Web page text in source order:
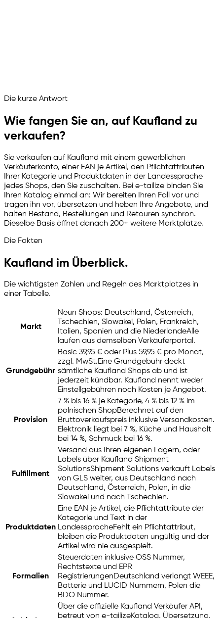
ChannelizeAnalyze
Die kurze Antwort
Wie fangen Sie an, auf Kaufland zu
verkaufen?
Sie verkaufen auf Kaufland mit einem gewerblichen
Verkäuferkonto, einer EAN je Artikel, den Pflichtattributen
Ihrer Kategorie und Produktdaten in der Landessprache
jedes Shops, den Sie zuschalten. Bei e-tailize binden Sie
Ihren Katalog einmal an: Wir bereiten Ihren Fall vor und
tragen ihn vor, übersetzen und heben Ihre Angebote, und
halten Bestand, Bestellungen und Retouren synchron.
Dieselbe Basis öffnet danach 200+ weitere Marktplätze.
Die Fakten
Kaufland im Überblick.
Die wichtigsten Zahlen und Regeln des Marktplatzes in
einer Tabelle.
Markt
Neun Shops: Deutschland, Österreich,
Tschechien, Slowakei, Polen, Frankreich,
Italien, Spanien und die NiederlandeAlle
laufen aus demselben Verkäuferportal.
Grundgebühr
Basic 39,95 € oder Plus 59,95 € pro Monat,
zzgl. MwSt.Eine Grundgebühr deckt
sämtliche Kaufland Shops ab und ist
jederzeit kündbar. Kaufland nennt weder
Einstellgebühren noch Kosten je Angebot.
Provision
7 % bis 16 % je Kategorie, 4 % bis 12 % im
polnischen ShopBerechnet auf den
Bruttoverkaufspreis inklusive Versandkosten.
Elektronik liegt bei 7 %, Küche und Haushalt
bei 14 %, Schmuck bei 16 %.
Fulfillment
Versand aus Ihren eigenen Lagern, oder
Labels über Kaufland Shipment
SolutionsShipment Solutions verkauft Labels
von GLS weiter, aus Deutschland nach
Deutschland, Österreich, Polen, in die
Slowakei und nach Tschechien.
Produktdaten
Eine EAN je Artikel, die Pflichtattribute der
Kategorie und Text in der
LandesspracheFehlt ein Pflichtattribut,
bleiben die Produktdaten ungültig und der
Artikel wird nie ausgespielt.
Formalien
Steuerdaten inklusive OSS Nummer,
Rechtstexte und EPR
RegistrierungenDeutschland verlangt WEEE,
Batterie und LUCID Nummern, Polen die
BDO Nummer.
Über die offizielle Kaufland Verkäufer API,
betreut von e-tailizeKatalog, Übersetzung,